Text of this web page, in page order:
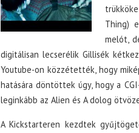
Thing)
melót,
digitálisan lecserélik Gillisék
Youtube-on közzétették, hogy
hatására döntöttek úgy, hogy a
leginkább az Alien és A dolog
A Kickstarteren kezdtek